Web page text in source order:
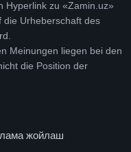
Hyperlink zu «Zamin.uz»
die Urheberschaft des
Meinungen liegen bei den
die Position der
жойлаш